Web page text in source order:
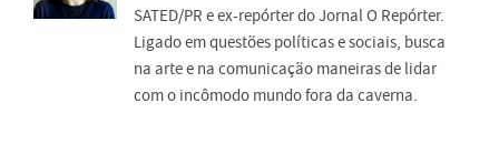
SATED/PR e ex-repórter do Jornal O Repórter.
Ligado em questões políticas e sociais, busca
na arte e na comunicação maneiras de lidar
com o incômodo mundo fora da caverna.